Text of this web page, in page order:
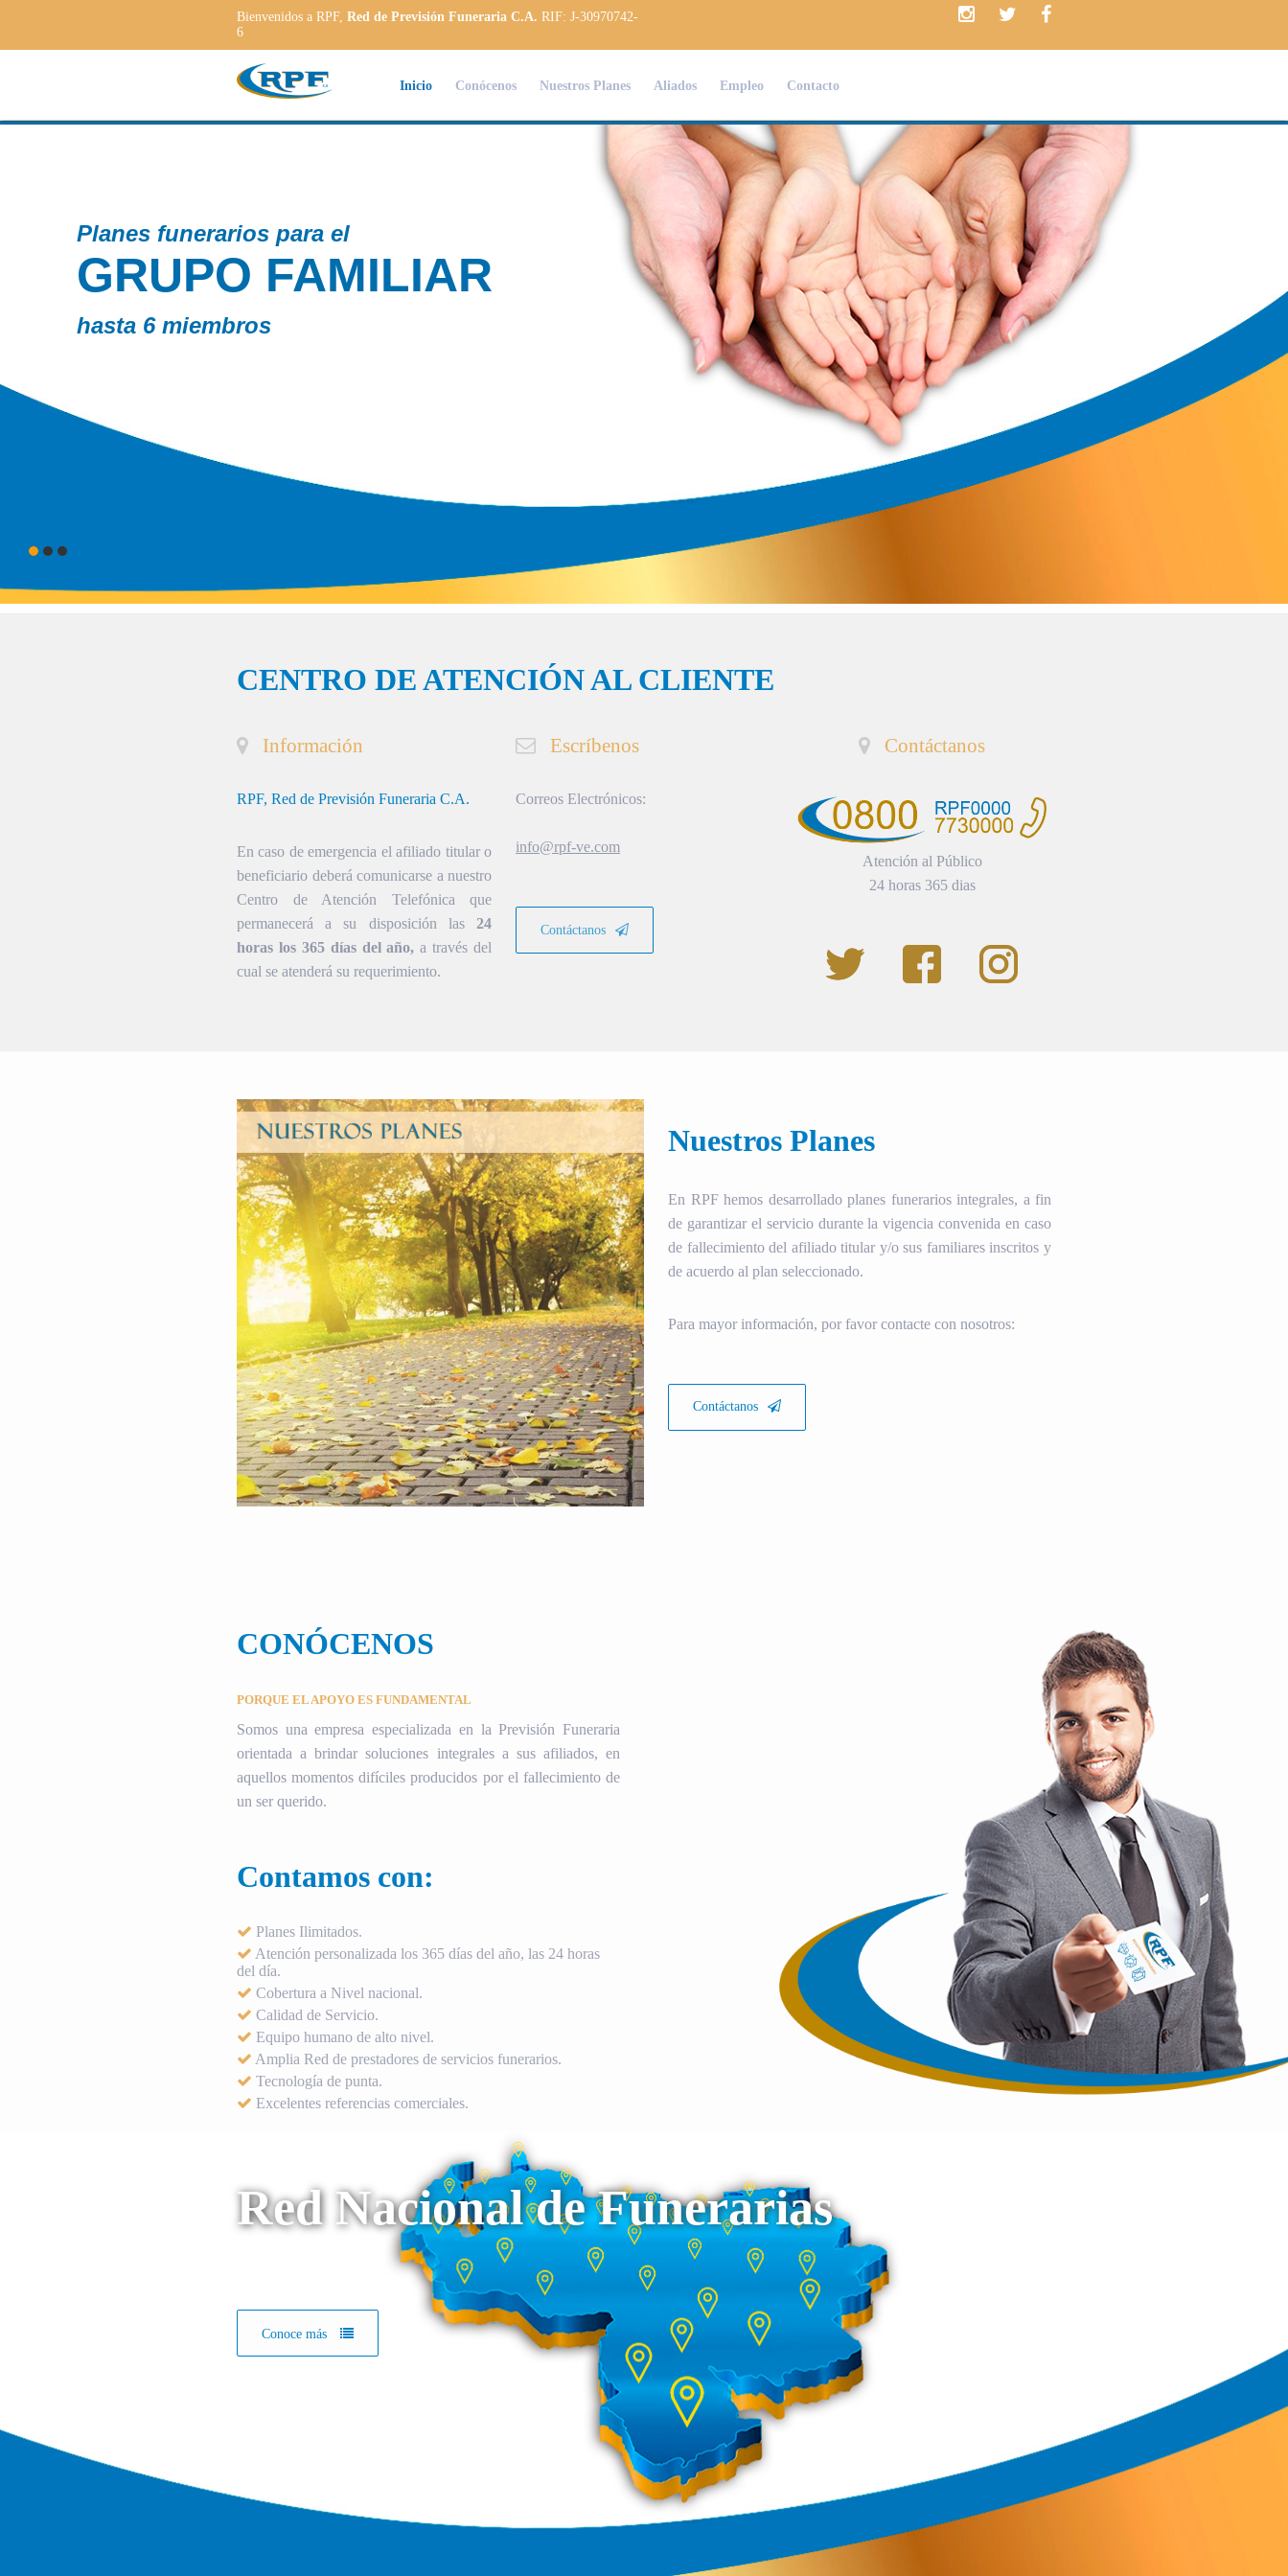
Bienvenidos a RPF, Red de Previsión Funeraria C.A. RIF: J-30970742-
6
Inicio Conócenos Nuestros Planes Aliados Empleo Contacto
Contamos con
PLANES
ADAPTADOS
a las necesidades de nuestros clientes
CENTRO DE ATENCIÓN AL CLIENTE
Información
RPF, Red de Previsión Funeraria C.A.
En caso de emergencia el afiliado titular o
beneficiario deberá comunicarse a nuestro
Centro de Atención Telefónica que
permanecerá a su disposición las 24
horas los 365 días del año, a través del
cual se atenderá su requerimiento.
Escríbenos
Correos Electrónicos:
info@rpf-ve.com
Contáctanos
Contáctanos
Atención al Público
24 horas 365 dias
Nuestros Planes
En RPF hemos desarrollado planes funerarios integrales, a fin
de garantizar el servicio durante la vigencia convenida en caso
de fallecimiento del afiliado titular y/o sus familiares inscritos y
de acuerdo al plan seleccionado.
Para mayor información, por favor contacte con nosotros:
Contáctanos
CONÓCENOS
PORQUE EL APOYO ES FUNDAMENTAL
Somos una empresa especializada en la Previsión Funeraria
orientada a brindar soluciones integrales a sus afiliados, en
aquellos momentos difíciles producidos por el fallecimiento de
un ser querido.
Contamos con:
Planes Ilimitados.
Atención personalizada los 365 días del año, las 24 horas
del día.
Cobertura a Nivel nacional.
Calidad de Servicio.
Equipo humano de alto nivel.
Amplia Red de prestadores de servicios funerarios.
Tecnología de punta.
Excelentes referencias comerciales.
Red Nacional de Funerarias
Conoce más